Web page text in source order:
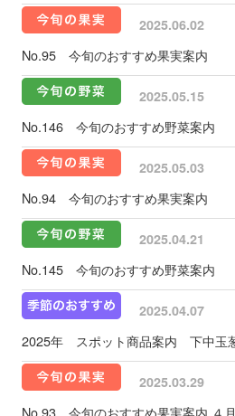
2025.06.02
No.95 今旬のおすすめ果実案内
2025.05.15
No.146 今旬のおすすめ野菜案内
2025.05.03
No.94 今旬のおすすめ果実案内
2025.04.21
No.145 今旬のおすすめ野菜案内
2025.04.07
2025年 スポット商品案内 下中玉
2025.03.29